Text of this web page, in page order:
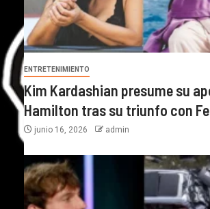
ENTRETENIMIENTO
Kim Kardashian presume su
Hamilton tras su triunfo con
junio 16, 2026 admin